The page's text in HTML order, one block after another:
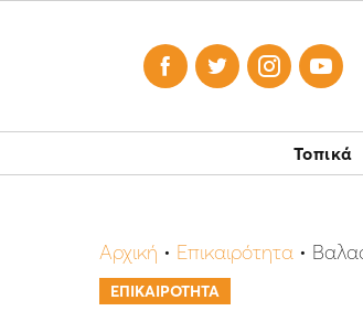
   
Τοπικά
Αρχική • Επικαιρότητα •
ΕΠΙΚΑΙΡΟΤΗΤΑ